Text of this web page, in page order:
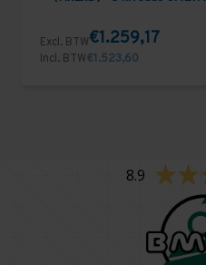
Excl. BTW€1.259,17
Incl. BTW€1.523,60
8.9